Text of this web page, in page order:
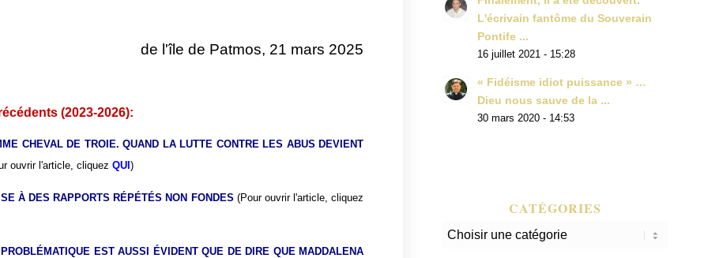
de l'île de Patmos, 21 mars 2025
(2023-2026):
CHEVAL DE TROIE. QUAND LA LUTTE CONTRE LES ABUS DEVIENT
ouvrir l'article, cliquez QUI )
À DES RAPPORTS RÉPÉTÉS NON FONDES (Pour ouvrir l'article, cliquez
EST AUSSI ÉVIDENT QUE DE DIRE QUE MADDALENA
L'écrivain fantôme du Souverain
Pontife ...
16 juillet 2021 - 15:28
« Fidéisme idiot puissance » …
Dieu nous sauve de la ...
30 mars 2020 - 14:53
CATÉGORIES
Catégories